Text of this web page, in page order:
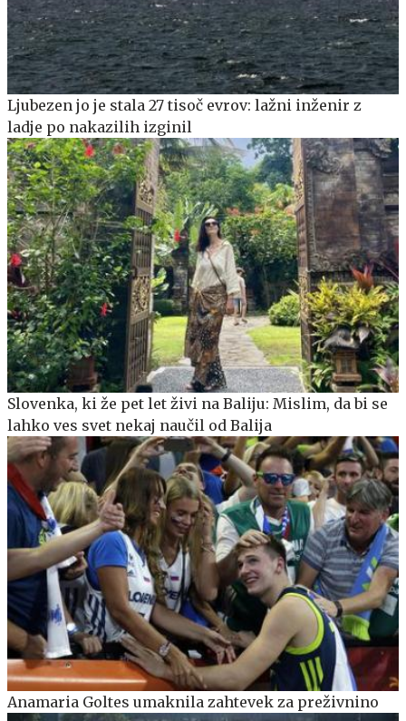
Ljubezen jo je stala 27 tisoč evrov: lažni inženir z
ladje po nakazilih izginil
Slovenka, ki že pet let živi na Baliju: Mislim, da bi se
lahko ves svet nekaj naučil od Balija
Anamaria Goltes umaknila zahtevek za preživnino